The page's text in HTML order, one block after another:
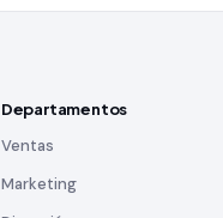
Departamentos
Ventas
Marketing